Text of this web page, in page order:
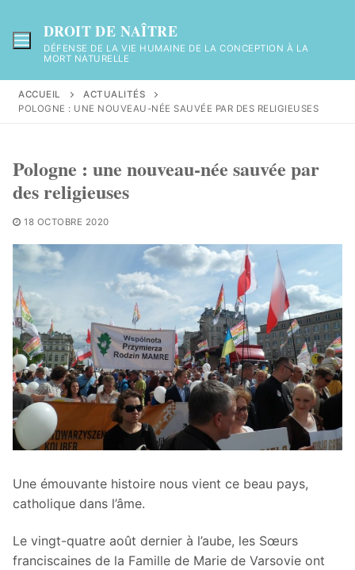
au
contenu
DROIT DE NAÎTRE
DÉFENSE DE LA VIE HUMAINE DE LA CONCEPTION À LA
MORT NATURELLE
ACCUEIL
ACTUALITÉS
POLOGNE : UNE NOUVEAU-NÉE SAUVÉE PAR DES RELIGIEUSES
Pologne : une nouveau-née sauvée par
des religieuses
18 OCTOBRE 2020
Une émouvante histoire nous vient ce beau pays,
catholique dans l’âme.
Le vingt-quatre août dernier à l’aube, les Sœurs
franciscaines de la Famille de Marie de Varsovie ont